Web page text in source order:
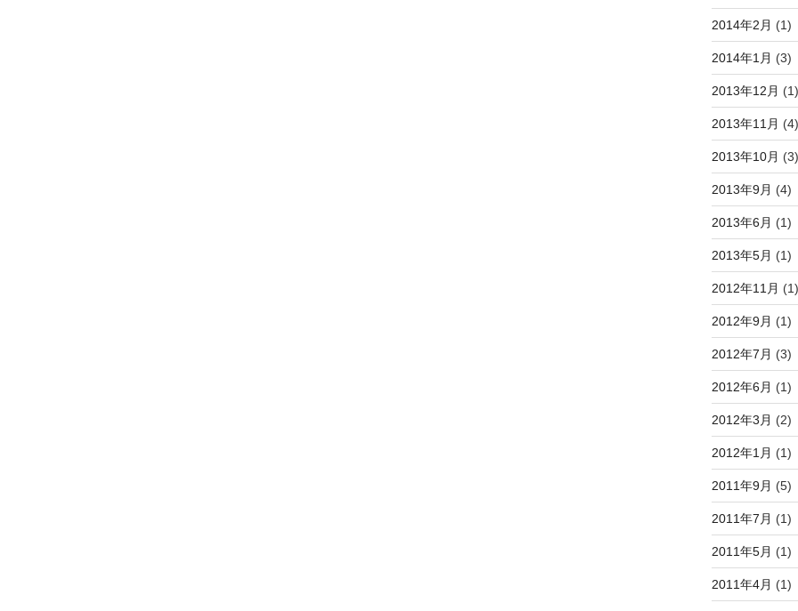
2014年2月 (1)
2014年1月 (3)
2013年12月 (1)
2013年11月 (4)
2013年10月 (3)
2013年9月 (4)
2013年6月 (1)
2013年5月 (1)
2012年11月 (1)
2012年9月 (1)
2012年7月 (3)
2012年6月 (1)
2012年3月 (2)
2012年1月 (1)
2011年9月 (5)
2011年7月 (1)
2011年5月 (1)
2011年4月 (1)